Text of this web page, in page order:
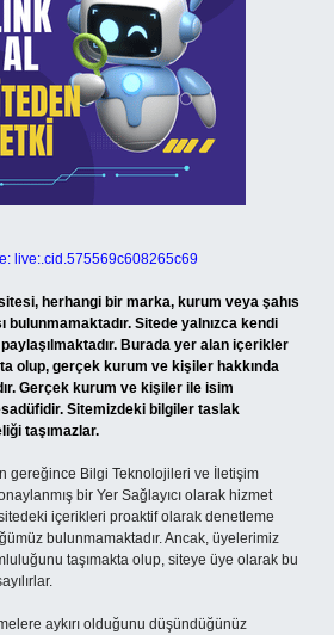
live:.cid.575569c608265c69
herhangi bir marka, kurum veya şahıs
bulunmamaktadır. Sitede yalnızca kendi
paylaşılmaktadır. Burada yer alan içerikler
olup, gerçek kurum ve kişiler hakkında
Gerçek kurum ve kişiler ile isim
Sitemizdeki bilgiler taslak
taşımazlar.
gereğince Bilgi Teknolojileri ve İletişim
bir Yer Sağlayıcı olarak hizmet
içerikleri proaktif olarak denetleme
bulunmamaktadır. Ancak, üyelerimiz
taşımakta olup, siteye üye olarak bu
aykırı olduğunu düşündüğünüz